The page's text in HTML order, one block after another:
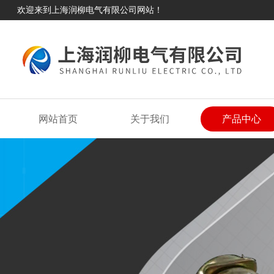
欢迎来到上海润柳电气有限公司网站！
网站首页 关于我们 产品中心